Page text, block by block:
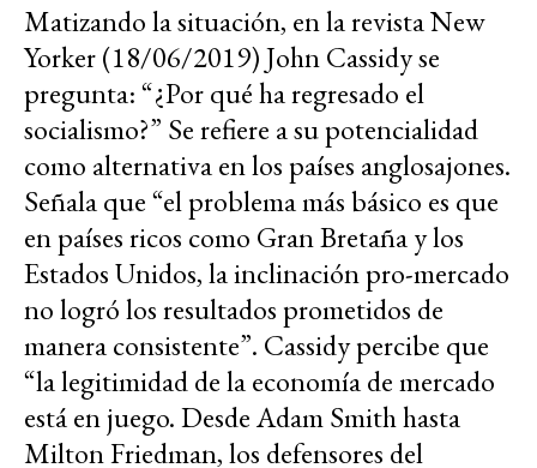
Matizando la situación, en la revista New
Yorker (18/06/2019) John Cassidy se
pregunta: “¿Por qué ha regresado el
socialismo?” Se refiere a su potencialidad
como alternativa en los países anglosajones.
Señala que “el problema más básico es que
en países ricos como Gran Bretaña y los
Estados Unidos, la inclinación pro-mercado
no logró los resultados prometidos de
manera consistente”. Cassidy percibe que
“la legitimidad de la economía de mercado
está en juego. Desde Adam Smith hasta
Milton Friedman, los defensores del